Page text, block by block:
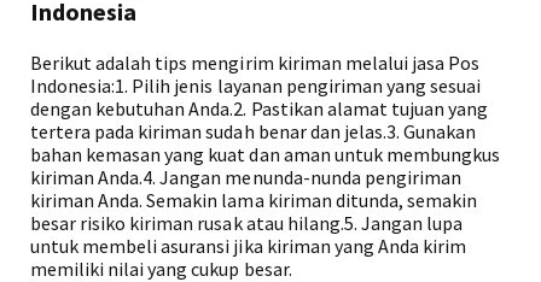
Indonesia
Berikut adalah tips mengirim kiriman melalui jasa Pos
Indonesia:1. Pilih jenis layanan pengiriman yang sesuai
dengan kebutuhan Anda.2. Pastikan alamat tujuan yang
tertera pada kiriman sudah benar dan jelas.3. Gunakan
bahan kemasan yang kuat dan aman untuk membungkus
kiriman Anda.4. Jangan menunda-nunda pengiriman
kiriman Anda. Semakin lama kiriman ditunda, semakin
besar risiko kiriman rusak atau hilang.5. Jangan lupa
untuk membeli asuransi jika kiriman yang Anda kirim
memiliki nilai yang cukup besar.